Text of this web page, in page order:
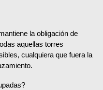
la obligación de
aquellas torres
cualquiera que fuera la